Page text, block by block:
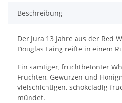
Beschreibung
Der Jura 13 Jahre aus der Red
Douglas Laing reifte in einem
Ein samtiger, fruchtbetonter
Früchten, Gewürzen und
vielschichtigen, schokoladig-
mündet.